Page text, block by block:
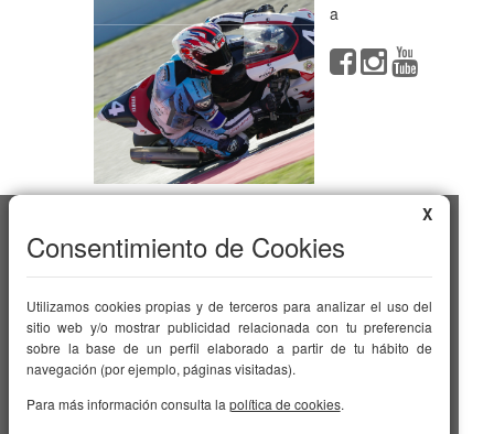
a
Granja Vila C.
Telf: 977 774
053 - 977 753
828
folch@folchendurance.com
Horaris
X
Consentimiento de Cookies
Utilizamos cookies propias y de terceros para analizar el uso del
sitio web y/o mostrar publicidad relacionada con tu preferencia
sobre la base de un perfil elaborado a partir de tu hábito de
navegación (por ejemplo, páginas visitadas).
Para más información consulta la política de cookies.